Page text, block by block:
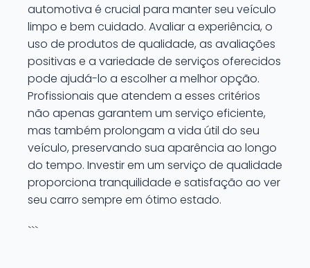
automotiva é crucial para manter seu veículo
limpo e bem cuidado. Avaliar a experiência, o
uso de produtos de qualidade, as avaliações
positivas e a variedade de serviços oferecidos
pode ajudá-lo a escolher a melhor opção.
Profissionais que atendem a esses critérios
não apenas garantem um serviço eficiente,
mas também prolongam a vida útil do seu
veículo, preservando sua aparência ao longo
do tempo. Investir em um serviço de qualidade
proporciona tranquilidade e satisfação ao ver
seu carro sempre em ótimo estado.
```